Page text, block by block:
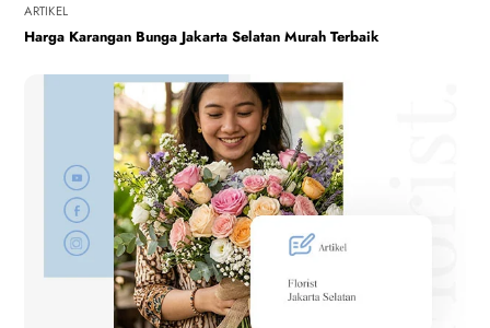
ARTIKEL
Harga Karangan Bunga Jakarta Selatan Murah Terbaik